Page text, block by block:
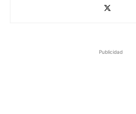
Publicidad